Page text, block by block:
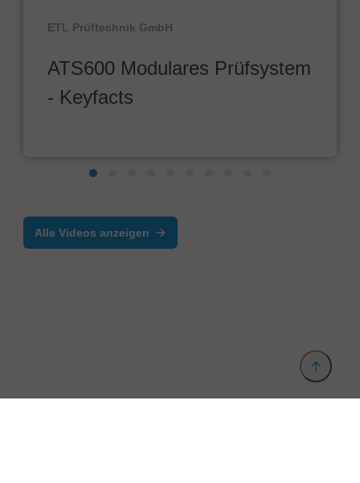
ETL Prüftechnik GmbH
ATS600 Modulares Prüfsystem
- Keyfacts
Alle Videos anzeigen